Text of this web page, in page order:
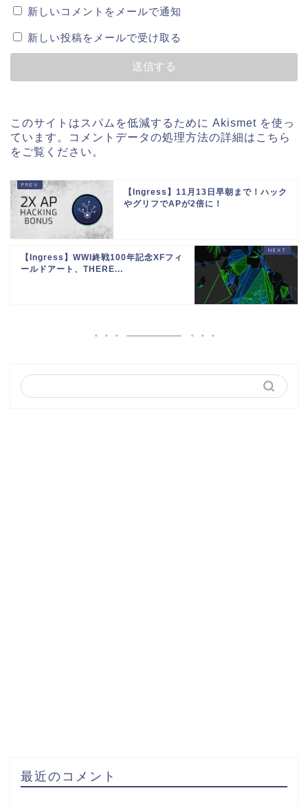
新しいコメントをメールで通知
新しい投稿をメールで受け取る
このサイトはスパムを低減するために Akismet を使っ
ています。
コメントデータの処理方法の詳細はこちら
をご覧ください 。
【Ingress】11月13日早朝まで！ハック
やグリフでAPが2倍に！
【Ingress】WWI終戦100年記念XFフィ
ールドアート、THERE...
最近のコメント